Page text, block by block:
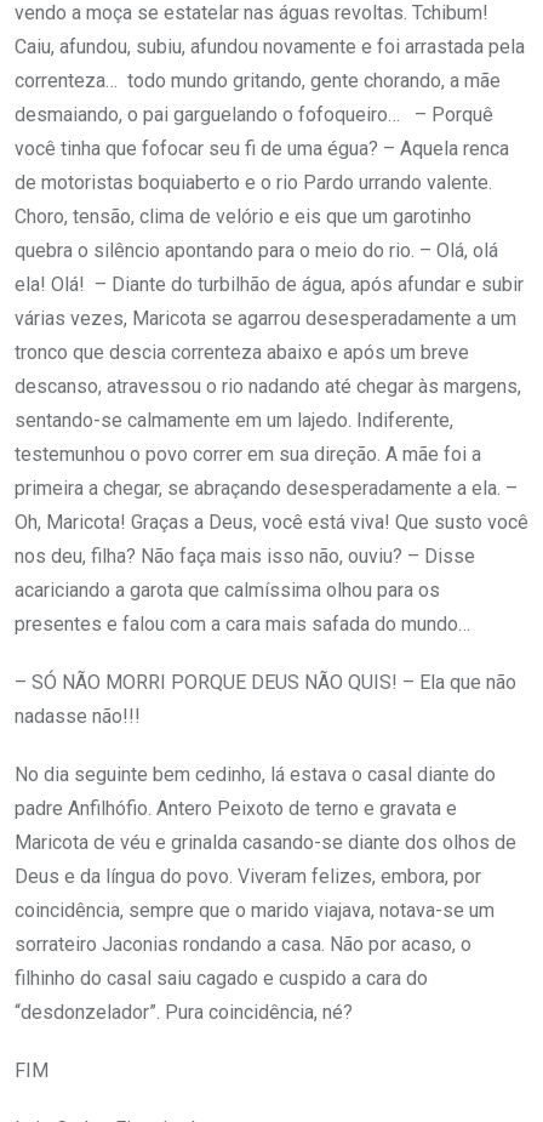
vendo a moça se estatelar nas águas revoltas. Tchibum!
Caiu, afundou, subiu, afundou novamente e foi arrastada pela
correnteza… todo mundo gritando, gente chorando, a mãe
desmaiando, o pai garguelando o fofoqueiro… – Porquê
você tinha que fofocar seu fi de uma égua? – Aquela renca
de motoristas boquiaberto e o rio Pardo urrando valente.
Choro, tensão, clima de velório e eis que um garotinho
quebra o silêncio apontando para o meio do rio. – Olá, olá
ela! Olá! – Diante do turbilhão de água, após afundar e subir
várias vezes, Maricota se agarrou desesperadamente a um
tronco que descia correnteza abaixo e após um breve
descanso, atravessou o rio nadando até chegar às margens,
sentando-se calmamente em um lajedo. Indiferente,
testemunhou o povo correr em sua direção. A mãe foi a
primeira a chegar, se abraçando desesperadamente a ela. –
Oh, Maricota! Graças a Deus, você está viva! Que susto você
nos deu, filha? Não faça mais isso não, ouviu? – Disse
acariciando a garota que calmíssima olhou para os
presentes e falou com a cara mais safada do mundo…
– SÓ NÃO MORRI PORQUE DEUS NÃO QUIS! – Ela que não
nadasse não!!!
No dia seguinte bem cedinho, lá estava o casal diante do
padre Anfilhófio. Antero Peixoto de terno e gravata e
Maricota de véu e grinalda casando-se diante dos olhos de
Deus e da língua do povo. Viveram felizes, embora, por
coincidência, sempre que o marido viajava, notava-se um
sorrateiro Jaconias rondando a casa. Não por acaso, o
filhinho do casal saiu cagado e cuspido a cara do
“desdonzelador”. Pura coincidência, né?
FIM